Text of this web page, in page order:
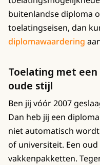
buitenlandse diploma
toelatingseisen, dan
diplomawaardering
Toelating met een
oude stijl
Ben jij vóór 2007
Dan heb jij een
niet automatisch
of universiteit. Een
vakkenpakketten.